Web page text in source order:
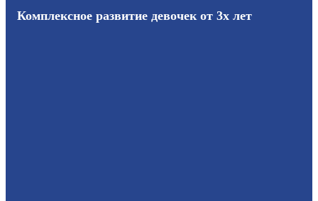
Комплексное развитие девочек от 3х лет